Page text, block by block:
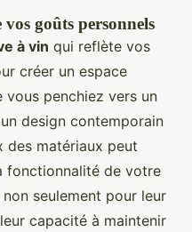
goûts personnels
à vin qui reflète vos
créer un espace
penchiez vers un
design contemporain
des matériaux peut
fonctionnalité de votre
seulement pour leur
capacité à maintenir